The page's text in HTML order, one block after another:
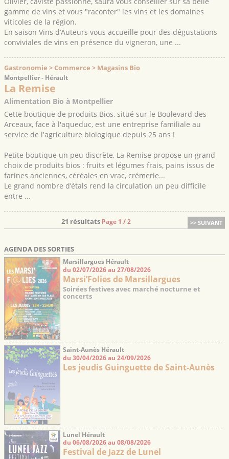
gamme de vins et vous "raconter" les vins et les domaines
viticoles de la région.
En saison Vins d’Auteurs vous accueille pour des dégustations
conviviales de vins en présence du vigneron, une ...
Gastronomie > Commerce > Magasins Bio
Montpellier - Hérault
La Remise
Alimentation Bio à Montpellier
Cette boutique de produits Bios, situé sur le Boulevard des
Arceaux, face à l'aqueduc, est une entreprise familiale au
service de l'agriculture biologique depuis 25 ans !
Petite boutique un peu discrète, La Remise propose un grand
choix de produits bios : fruits et légumes frais, pains issus de
farines anciennes, céréales en vrac, crémerie...
Le grand nombre d’étals rend la circulation un peu difficile
entre ...
>> SUIVANT
21 résultats Page 1 / 2
AGENDA DES SORTIES
Marsillargues Hérault
du 02/07/2026 au 27/08/2026
Marsi’Folies de Marsillargues
Soirées festives avec marché nocturne et
concerts
Saint-Aunès Hérault
du 30/04/2026 au 24/09/2026
Les jeudis Guinguette de Saint-Aunès
Lunel Hérault
du 06/08/2026 au 08/08/2026
Festival de Jazz de Lunel